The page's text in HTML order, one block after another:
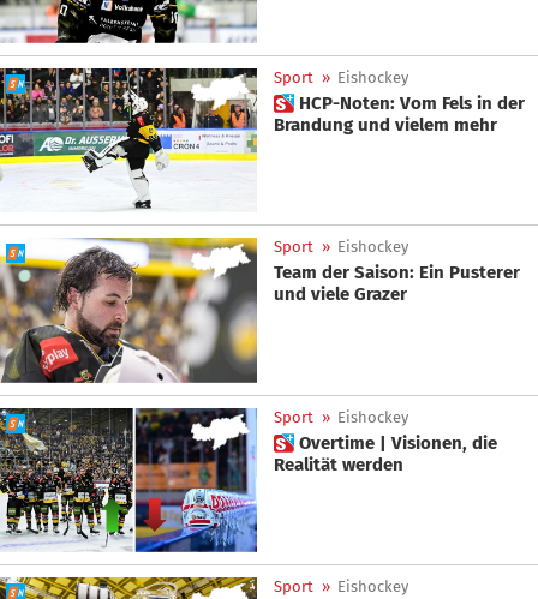
Sport » Eishockey
 HCP-Noten: Vom Fels in der
Brandung und vielem mehr
Sport » Eishockey
Team der Saison: Ein Pusterer
und viele Grazer
Sport » Eishockey
 Overtime | Visionen, die
Realität werden
Sport » Eishockey